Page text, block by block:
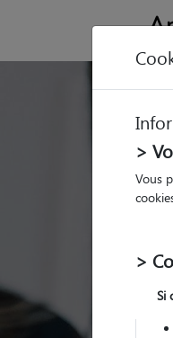
Ou
>
Vous
>
Si